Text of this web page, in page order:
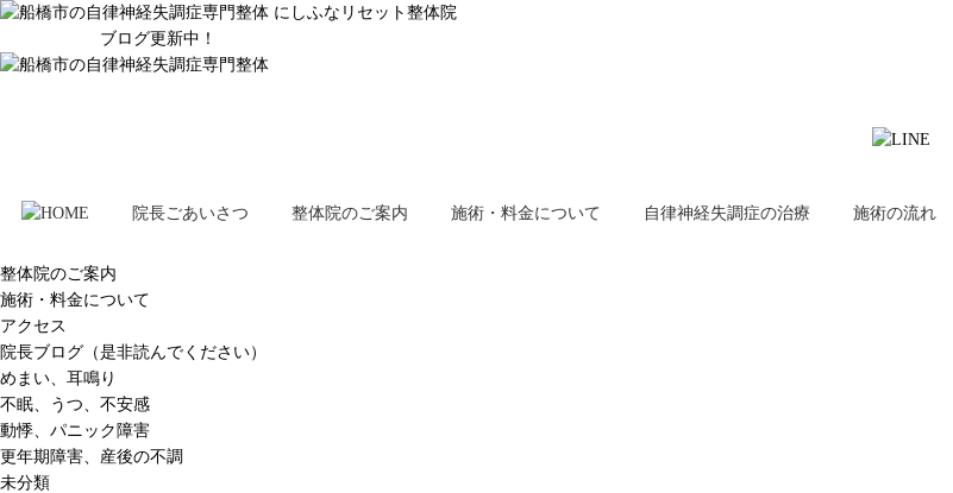
ブログ更新中！
院長ごあいさつ 整体院のご案内 施術・料金について 自律神経失調症の治療 施術の流れ
整体院のご案内
施術・料金について
アクセス
院長ブログ（是非読んでください）
めまい、耳鳴り
不眠、うつ、不安感
動悸、パニック障害
更年期障害、産後の不調
未分類